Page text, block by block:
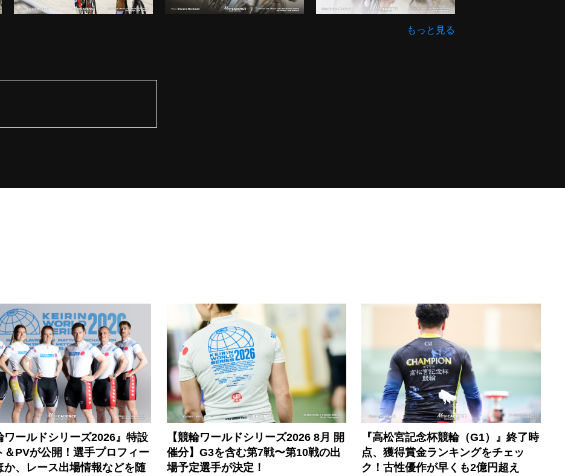
もっと見る
ワールドシリーズ2026』特設
＆PVが公開！選手プロフィー
か、レース出場情報などを随
【競輪ワールドシリーズ2026 8月 開
催分】G3を含む第7戦〜第10戦の出
場予定選手が決定！
『高松宮記念杯競輪（G1）』終了時
点、獲得賞金ランキングをチェッ
ク！古性優作が早くも2億円超え